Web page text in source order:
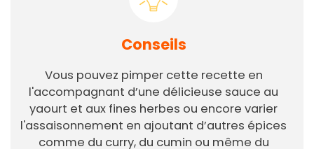
Conseils
Vous pouvez pimper cette recette en
l'accompagnant d’une délicieuse sauce au
yaourt et aux fines herbes ou encore varier
l'assaisonnement en ajoutant d’autres épices
comme du curry, du cumin ou même du